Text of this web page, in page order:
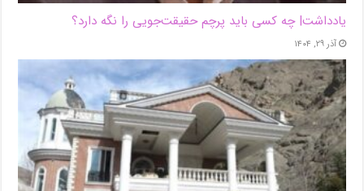
یادداشت| ‌چه کسی باید پرچم حقیقت‌جویی را نگه دارد؟
آذر ۲۹, ۱۴۰۴